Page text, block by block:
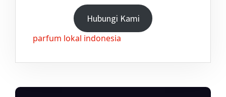
Hubungi Kami
parfum lokal indonesia